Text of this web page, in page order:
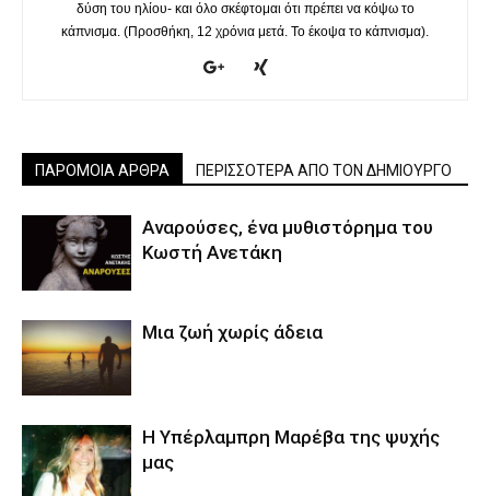
δύση του ηλίου- και όλο σκέφτομαι ότι πρέπει να κόψω το
κάπνισμα. (Προσθήκη, 12 χρόνια μετά. Το έκοψα το κάπνισμα).
ΠΑΡΟΜΟΙΑ ΑΡΘΡΑ ΠΕΡΙΣΣΟΤΕΡΑ ΑΠΟ ΤΟΝ ΔΗΜΙΟΥΡΓΟ
Αναρούσες, ένα μυθιστόρημα του
Κωστή Ανετάκη
Μια ζωή χωρίς άδεια
Η Υπέρλαμπρη Μαρέβα της ψυχής
μας